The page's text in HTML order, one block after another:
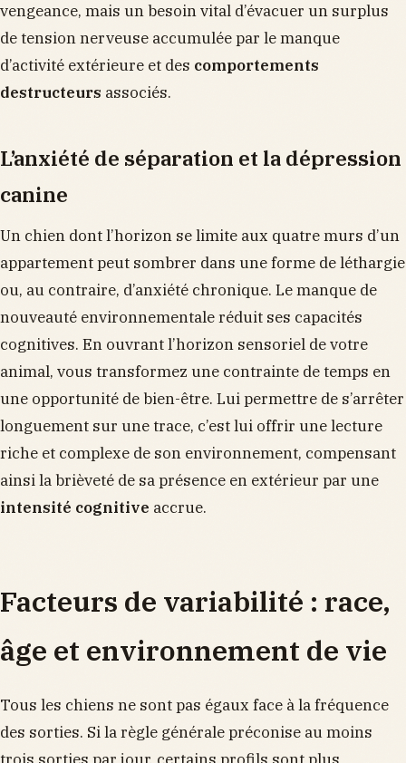
vengeance, mais un besoin vital d’évacuer un surplus
de tension nerveuse accumulée par le manque
d’activité extérieure et des comportements
destructeurs associés.
L’anxiété de séparation et la dépression
canine
Un chien dont l’horizon se limite aux quatre murs d’un
appartement peut sombrer dans une forme de léthargie
ou, au contraire, d’anxiété chronique. Le manque de
nouveauté environnementale réduit ses capacités
cognitives. En ouvrant l’horizon sensoriel de votre
animal, vous transformez une contrainte de temps en
une opportunité de bien-être. Lui permettre de s’arrêter
longuement sur une trace, c’est lui offrir une lecture
riche et complexe de son environnement, compensant
ainsi la brièveté de sa présence en extérieur par une
intensité cognitive accrue.
Facteurs de variabilité : race,
âge et environnement de vie
Tous les chiens ne sont pas égaux face à la fréquence
des sorties. Si la règle générale préconise au moins